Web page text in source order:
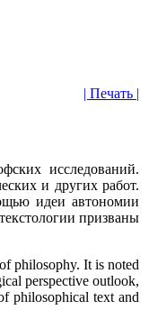
| Печать |
исследований.
и других работ.
идеи автономии
призваны
philosophy. It is noted
perspective outlook,
philosophical text and